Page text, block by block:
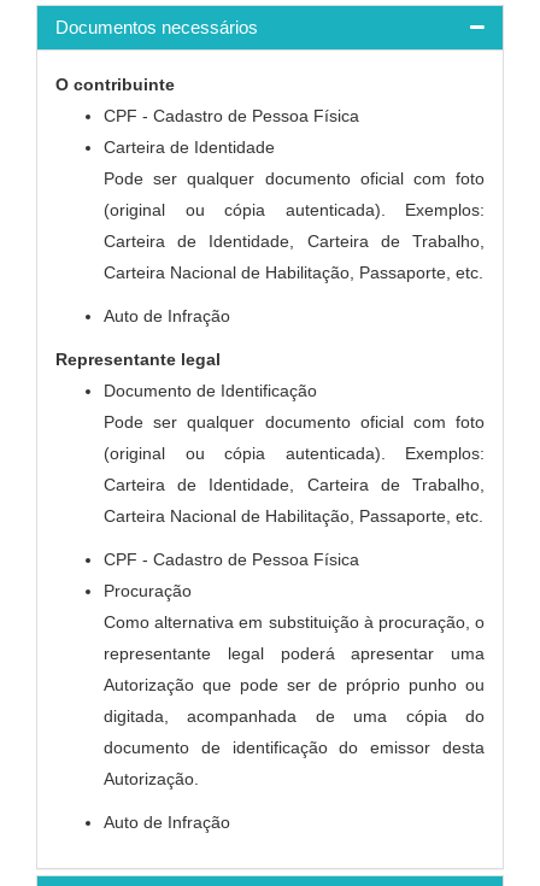
Documentos necessários
O contribuinte
CPF - Cadastro de Pessoa Física
Carteira de Identidade
Pode ser qualquer documento oficial com foto
(original ou cópia autenticada). Exemplos:
Carteira de Identidade, Carteira de Trabalho,
Carteira Nacional de Habilitação, Passaporte, etc.
Auto de Infração
Representante legal
Documento de Identificação
Pode ser qualquer documento oficial com foto
(original ou cópia autenticada). Exemplos:
Carteira de Identidade, Carteira de Trabalho,
Carteira Nacional de Habilitação, Passaporte, etc.
CPF - Cadastro de Pessoa Física
Procuração
Como alternativa em substituição à procuração, o
representante legal poderá apresentar uma
Autorização que pode ser de próprio punho ou
digitada, acompanhada de uma cópia do
documento de identificação do emissor desta
Autorização.
Auto de Infração